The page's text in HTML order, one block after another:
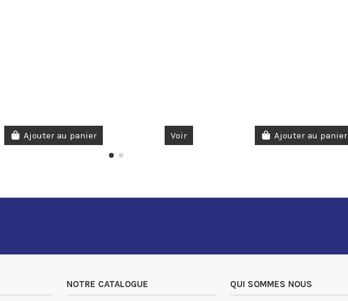
Ajouter au panier Voir Ajouter au panier
NOTRE CATALOGUE QUI SOMMES NOUS